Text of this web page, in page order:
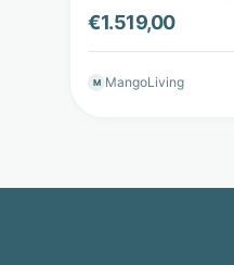
Cognac - The Seats
€1.519,00
M MangoLiving